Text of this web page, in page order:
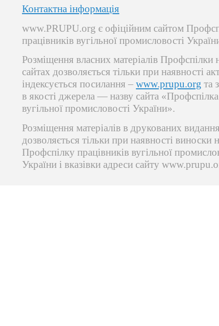
Контактна інформація
www.PRUPU.org є офіційним сайтом
працівників вугільної промисловості
Розміщення власних матеріалів Профспілки
сайтах дозволяється тільки при наявності
індексується посилання – www.prupu.org та
в якості джерела — назву сайта «Профспілка
вугільної промисловості України».
Розміщення матеріалів в друкованих
дозволяється тільки при наявності виноски
Профспілку працівників вугільної
України і вказівки адреси сайту